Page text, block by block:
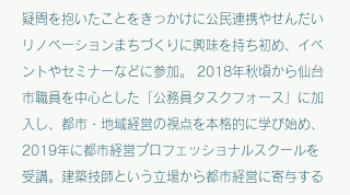
疑問を抱いたことをきっかけに公民連携やせんだい
リノベーションまちづくりに興味を持ち初め、イベ
ントやセミナーなどに参加。 2018年秋頃から仙台
市職員を中心とした「公務員タスクフォース」に加
入し、都市・地域経営の視点を本格的に学び始め、
2019年に都市経営プロフェッショナルスクールを
受講。建築技師という立場から都市経営に寄与する